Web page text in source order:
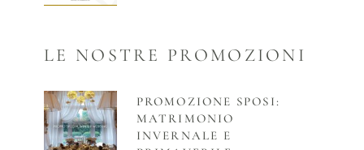
LE NOSTRE PROMOZIONI
PROMOZIONE SPOSI:
MATRIMONIO
INVERNALE E